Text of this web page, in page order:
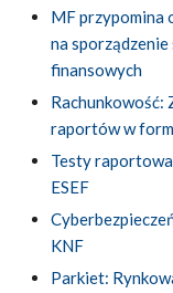
MF przypomina
na
finansowych
Rachunkowość:
raportów w
Testy
ESEF
KNF
Parkiet: